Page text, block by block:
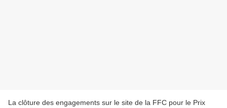
La clôture des engagements sur le site de la FFC pour le Prix